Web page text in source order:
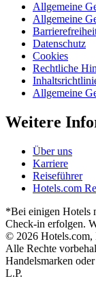
Allgemeine
Allgemeine
Datenschutz
Cookies
Rechtliche
Allgemeine
Weitere
Über uns
Karriere
Reiseführer
Hotels.com
*Bei einigen Hotels
Check-in erfolgen.
© 2026 Hotels.com,
Alle Rechte
Handelsmarken
L.P.